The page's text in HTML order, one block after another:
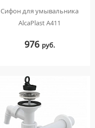
Сифон для умывальника
AlcaPlast A411
976 руб.